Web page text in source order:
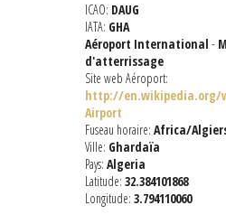
ICAO: DAUG
IATA: GHA
Aéroport International -
d'atterrissage
Site web Aéroport:
http://en.wikipedia.org/
Airport
Fuseau horaire: Africa/
Ville: Ghardaïa
Pays: Algeria
Latitude: 32.384101868
Longitude: 3.794110060